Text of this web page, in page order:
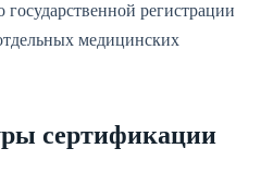
регистрации
медицинских
сертификации